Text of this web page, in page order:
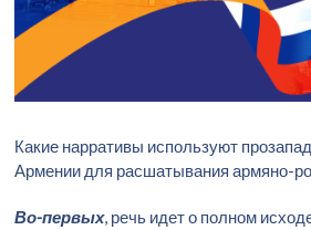
Какие нарративы используют
Армении для расшатывания армяно-
Во-первых, речь идет о полном